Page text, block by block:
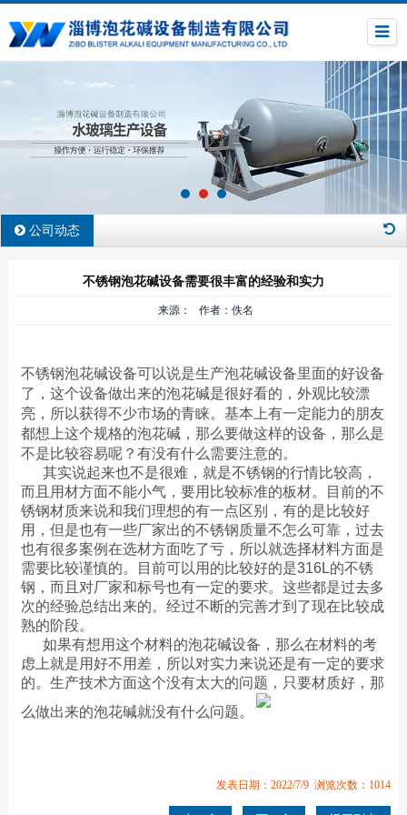
公司动态
不锈钢泡花碱设备需要很丰富的经验和实力
来源： 作者：佚名
不锈钢泡花碱设备可以说是生产泡花碱设备里面的好设备
了，这个设备做出来的泡花碱是很好看的，外观比较漂
亮，所以获得不少市场的青睐。基本上有一定能力的朋友
都想上这个规格的泡花碱，那么要做这样的设备，那么是
不是比较容易呢？有没有什么需要注意的。
其实说起来也不是很难，就是不锈钢的行情比较高，
而且用材方面不能小气，要用比较标准的板材。目前的不
锈钢材质来说和我们理想的有一点区别，有的是比较好
用，但是也有一些厂家出的不锈钢质量不怎么可靠，过去
也有很多案例在选材方面吃了亏，所以就选择材料方面是
需要比较谨慎的。目前可以用的比较好的是316L的不锈
钢，而且对厂家和标号也有一定的要求。这些都是过去多
次的经验总结出来的。经过不断的完善才到了现在比较成
熟的阶段。
如果有想用这个材料的泡花碱设备，那么在材料的考
虑上就是用好不用差，所以对实力来说还是有一定的要求
的。生产技术方面这个没有太大的问题，只要材质好，那
么做出来的泡花碱就没有什么问题。
发表日期：2022/7/9 浏览次数：1014